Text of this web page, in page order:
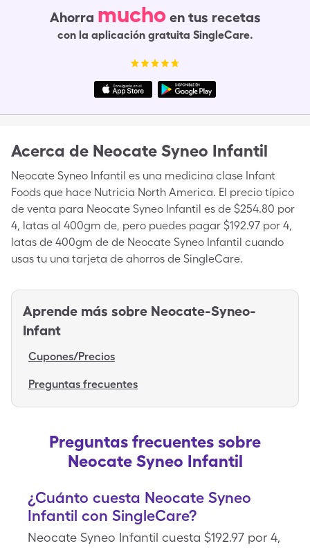
Ahorra mucho en tus recetas
con la aplicación gratuita SingleCare.
Acerca de Neocate Syneo Infantil
Neocate Syneo Infantil es una medicina clase Infant
Foods que hace Nutricia North America. El precio típico
de venta para Neocate Syneo Infantil es de $254.80 por
4, latas al 400gm de, pero puedes pagar $192.97 por 4,
latas de 400gm de de Neocate Syneo Infantil cuando
usas tu una tarjeta de ahorros de SingleCare.
Aprende más sobre Neocate-Syneo-
Infant
Cupones/Precios
Preguntas frecuentes
Preguntas frecuentes sobre
Neocate Syneo Infantil
¿Cuánto cuesta Neocate Syneo
Infantil con SingleCare?
Neocate Syneo Infantil cuesta $192.97 por 4,